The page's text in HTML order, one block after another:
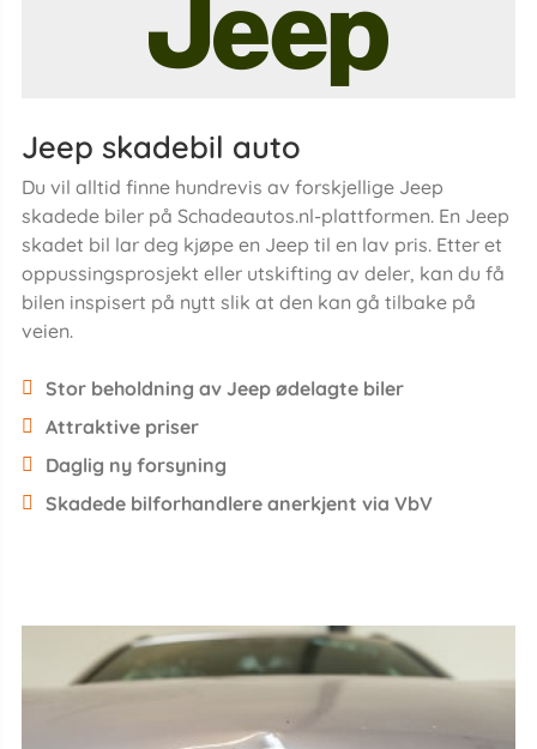
Jeep skadebil auto
Du vil alltid finne hundrevis av forskjellige Jeep
skadede biler på Schadeautos.nl-plattformen. En Jeep
skadet bil lar deg kjøpe en Jeep til en lav pris. Etter et
oppussingsprosjekt eller utskifting av deler, kan du få
bilen inspisert på nytt slik at den kan gå tilbake på
veien.
Stor beholdning av Jeep ødelagte biler
Attraktive priser
Daglig ny forsyning
Skadede bilforhandlere anerkjent via VbV